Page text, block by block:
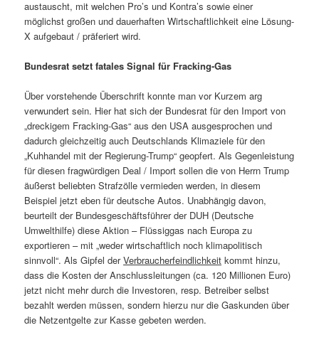
austauscht, mit welchen Pro’s und Kontra’s sowie einer
möglichst großen und dauerhaften Wirtschaftlichkeit eine Lösung-
X aufgebaut / präferiert wird.
Bundesrat setzt fatales Signal für Fracking-Gas
Über vorstehende Überschrift konnte man vor Kurzem arg
verwundert sein. Hier hat sich der Bundesrat für den Import von
„dreckigem Fracking-Gas“ aus den USA ausgesprochen und
dadurch gleichzeitig auch Deutschlands Klimaziele für den
„Kuhhandel mit der Regierung-Trump“ geopfert. Als Gegenleistung
für diesen fragwürdigen Deal / Import sollen die von Herrn Trump
äußerst beliebten Strafzölle vermieden werden, in diesem
Beispiel jetzt eben für deutsche Autos. Unabhängig davon,
beurteilt der Bundesgeschäftsführer der DUH (Deutsche
Umwelthilfe) diese Aktion – Flüssiggas nach Europa zu
exportieren – mit „weder wirtschaftlich noch klimapolitisch
sinnvoll“. Als Gipfel derVerbraucherfeindlichkeit kommt hinzu,
dass die Kosten der Anschlussleitungen (ca. 120 Millionen Euro)
jetzt nicht mehr durch die Investoren, resp. Betreiber selbst
bezahlt werden müssen, sondern hierzu nur die Gaskunden über
die Netzentgelte zur Kasse gebeten werden.